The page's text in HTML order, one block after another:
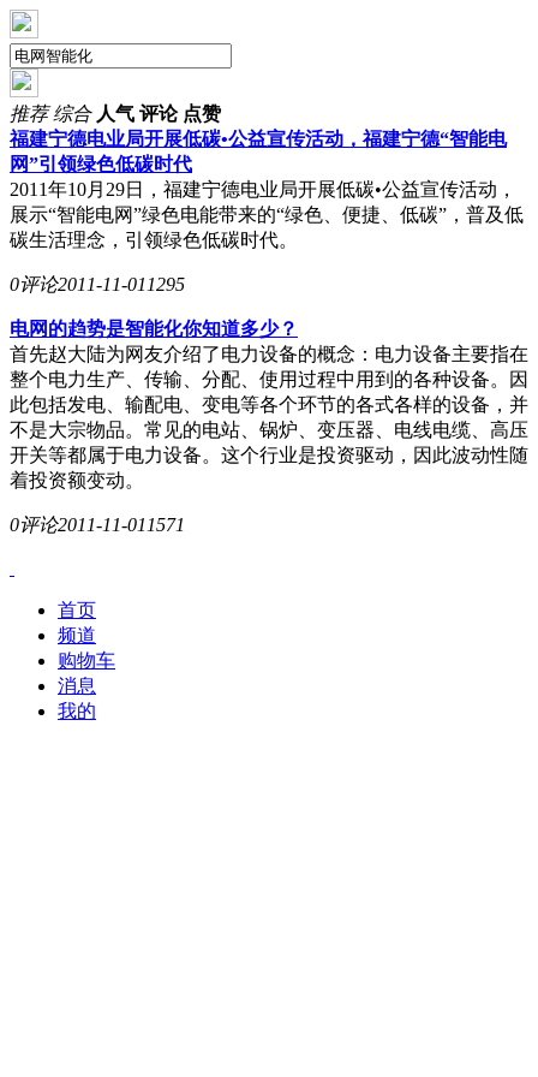
推荐 综合 人气 评论 点赞
福建宁德电业局开展低碳•公益宣传活动，福建宁德“智能电
网”引领绿色低碳时代
2011年10月29日，福建宁德电业局开展低碳•公益宣传活动，
展示“智能电网”绿色电能带来的“绿色、便捷、低碳”，普及低
碳生活理念，引领绿色低碳时代。
0评论2011-11-01 1295
电网的趋势是智能化你知道多少？
首先赵大陆为网友介绍了电力设备的概念：电力设备主要指在
整个电力生产、传输、分配、使用过程中用到的各种设备。因
此包括发电、输配电、变电等各个环节的各式各样的设备，并
不是大宗物品。常见的电站、锅炉、变压器、电线电缆、高压
开关等都属于电力设备。这个行业是投资驱动，因此波动性随
着投资额变动。
0评论2011-11-01 1571
首页
频道
购物车
消息
我的